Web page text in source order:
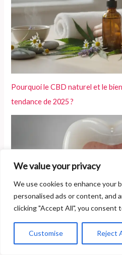
We value your privacy
We use cookies to enhance your
personalised ads or content, and
clicking "Accept All", you consent
Customise Reject
Pourquoi le CBD naturel et le
tendance de 2025 ?
Le nerf d’une dent peut-il